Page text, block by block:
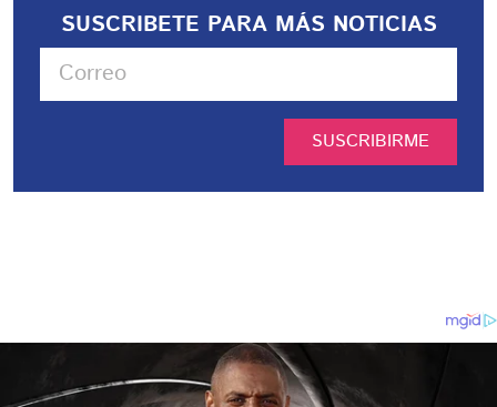
SUSCRIBETE PARA MÁS NOTICIAS
SUSCRIBIRME